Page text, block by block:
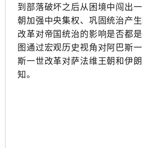
到部落破坏之后从困境中闯出
朝加强中央集权、巩固统治产
改革对帝国统治的影响是否都
图通过宏观历史视角对阿巴斯
斯一世改革对萨法维王朝和伊
知。